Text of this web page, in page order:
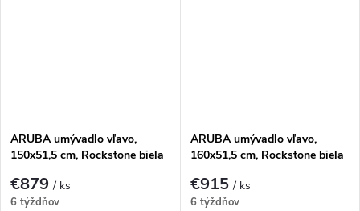
ARUBA umývadlo vľavo,
150x51,5 cm, Rockstone biela
€879/ ks
6 týždňov
ARUBA umývadlo vľavo,
160x51,5 cm, Rockstone biela
€915/ ks
6 týždňov